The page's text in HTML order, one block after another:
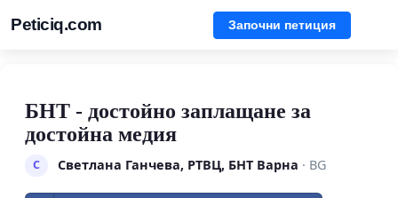
Peticiq.com Започни петиция
БНТ - достойно заплащане за
достойна медия
С Светлана Ганчева, РТВЦ, БНТ Варна · BG